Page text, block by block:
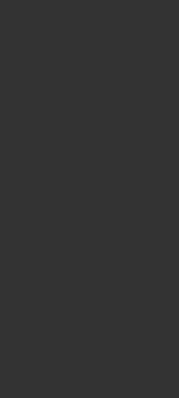
u een uitgebreid